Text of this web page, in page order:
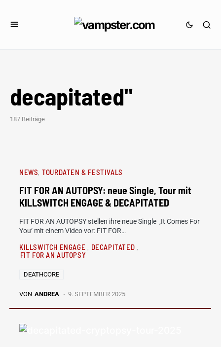
decapitated"
187 Beiträge
NEWS TOURDATEN & FESTIVALS
FIT FOR AN AUTOPSY: neue Single, Tour mit
KILLSWITCH ENGAGE & DECAPITATED
FIT FOR AN AUTOPSY stellen ihre neue Single ‚It Comes For
You‘ mit einem Video vor: FIT FOR…
KILLSWITCH ENGAGE
DECAPITATED
FIT FOR AN AUTOPSY
DEATHCORE
VON ANDREA 9. SEPTEMBER 2025